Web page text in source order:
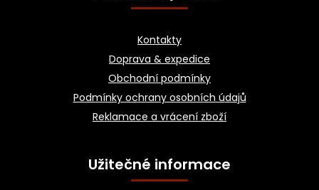
Kontakty
Doprava & expedice
Obchodní podmínky
Podmínky ochrany osobních údajů
Reklamace a vrácení zboží
Užitečné informace